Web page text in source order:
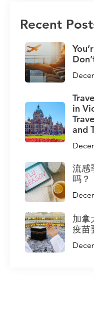
Recent
in
and
流感
吗？
加拿
疫苗